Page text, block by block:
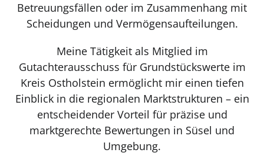
Betreuungsfällen oder im Zusammenhang mit
Scheidungen und Vermögensaufteilungen.
Meine Tätigkeit als Mitglied im
Gutachterausschuss für Grundstückswerte im
Kreis Ostholstein ermöglicht mir einen tiefen
Einblick in die regionalen Marktstrukturen – ein
entscheidender Vorteil für präzise und
marktgerechte Bewertungen in Süsel und
Umgebung.